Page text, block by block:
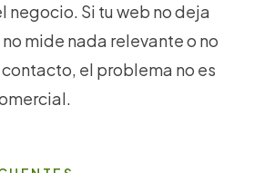
negocio. Si tu web no deja
mide nada relevante o no
el problema no es